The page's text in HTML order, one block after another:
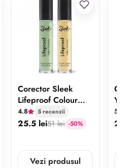
Corector Sleek
Lifeproof Colour
Corrector
4.8 5 recenzii
25.5 lei51 lei -50%
Vezi produsul
Your
5
28